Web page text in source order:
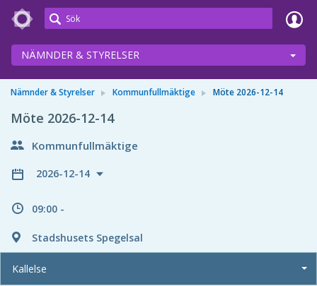
Meetings+
NÄMNDER & STYRELSER
Nämnder & Styrelser Kommunfullmäktige Möte 2026-12-14
Möte 2026-12-14
Kommunfullmäktige
2026-12-14
09:00 -
Stadshusets Spegelsal
Kallelse